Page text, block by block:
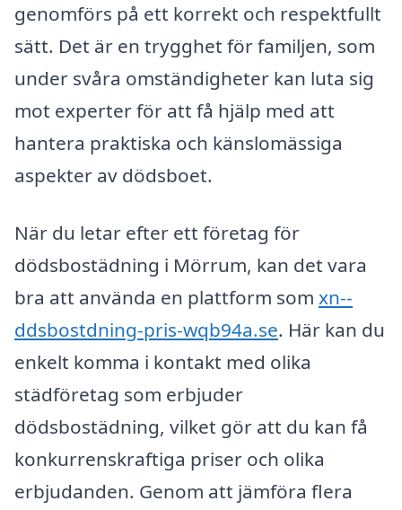
genomförs på ett korrekt och respektfullt
sätt. Det är en trygghet för familjen, som
under svåra omständigheter kan luta sig
mot experter för att få hjälp med att
hantera praktiska och känslomässiga
aspekter av dödsboet.
När du letar efter ett företag för
dödsbostädning i Mörrum, kan det vara
bra att använda en plattform som xn--
ddsbostdning-pris-wqb94a.se. Här kan du
enkelt komma i kontakt med olika
städföretag som erbjuder
dödsbostädning, vilket gör att du kan få
konkurrenskraftiga priser och olika
erbjudanden. Genom att jämföra flera